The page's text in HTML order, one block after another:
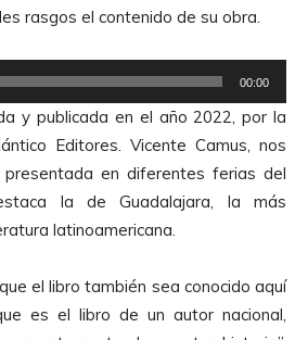
rasgos el contenido de su obra.
00:00
y publicada en el año 2022, por la
Editores. Vicente Camus, nos
en diferentes ferias del
la de Guadalajara, la más
latinoamericana.
el libro también sea conocido aquí
es el libro de un autor nacional,